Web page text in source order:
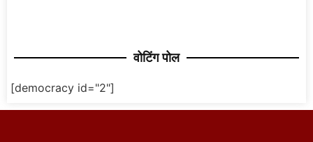
वोटिंग पोल
[democracy id="2"]